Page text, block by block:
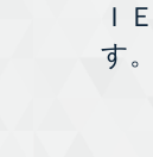
Ｉ
す。